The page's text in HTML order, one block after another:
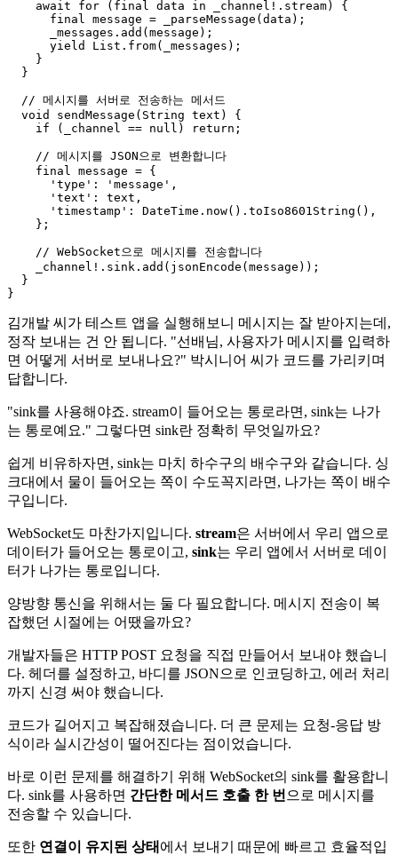
    await for (final data in _channel!.stream) {
      final message = _parseMessage(data);
      _messages.add(message);
      yield List.from(_messages);
    }
  }
  // 메시지를 서버로 전송하는 메서드
  void sendMessage(String text) {
    if (_channel == null) return;
    // 메시지를 JSON으로 변환합니다
    final message = {
      'type': 'message',
      'text': text,
      'timestamp': DateTime.now().toIso8601String(),
    };
    // WebSocket으로 메시지를 전송합니다
    _channel!.sink.add(jsonEncode(message));
  }
김개발 씨가 테스트 앱을 실행해보니 메시지는 잘 받아지는데,
정작 보내는 건 안 됩니다. "선배님, 사용자가 메시지를 입력하
면 어떻게 서버로 보내나요?" 박시니어 씨가 코드를 가리키며
답합니다.
"sink를 사용해야죠. stream이 들어오는 통로라면, sink는 나가
는 통로예요." 그렇다면 sink란 정확히 무엇일까요?
쉽게 비유하자면, sink는 마치 하수구의 배수구와 같습니다. 싱
크대에서 물이 들어오는 쪽이 수도꼭지라면, 나가는 쪽이 배수
구입니다.
WebSocket도 마찬가지입니다. stream은 서버에서 우리 앱으로
데이터가 들어오는 통로이고, sink는 우리 앱에서 서버로 데이
터가 나가는 통로입니다.
양방향 통신을 위해서는 둘 다 필요합니다. 메시지 전송이 복
잡했던 시절에는 어땠을까요?
개발자들은 HTTP POST 요청을 직접 만들어서 보내야 했습니
다. 헤더를 설정하고, 바디를 JSON으로 인코딩하고, 에러 처리
까지 신경 써야 했습니다.
코드가 길어지고 복잡해졌습니다. 더 큰 문제는 요청-응답 방
식이라 실시간성이 떨어진다는 점이었습니다.
바로 이런 문제를 해결하기 위해 WebSocket의 sink를 활용합니
다. sink를 사용하면 간단한 메서드 호출 한 번 으로 메시지를
전송할 수 있습니다.
또한 연결이 유지된 상태 에서 보내기 때문에 빠르고 효율적입